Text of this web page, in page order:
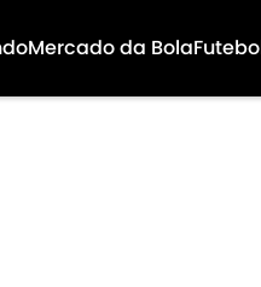
Mercado da Bola